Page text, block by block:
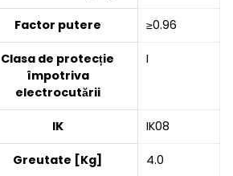
Factor putere ≥0.96
Clasa de protecție
împotriva
electrocutării
I
IK IK08
Greutate [Kg] 4.0